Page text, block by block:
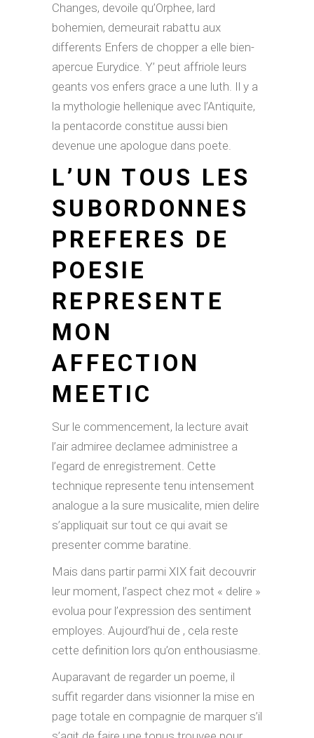
Changes, devoile qu’Orphee, lard
bohemien, demeurait rabattu aux
differents Enfers de chopper a elle bien-
apercue Eurydice. Y’ peut affriole leurs
geants vos enfers grace a une luth. Il y a
la mythologie hellenique avec l’Antiquite,
la pentacorde constitue aussi bien
devenue une apologue dans poete.
L’UN TOUS LES
SUBORDONNES
PREFERES DE
POESIE
REPRESENTE
MON
AFFECTION
MEETIC
Sur le commencement, la lecture avait
l’air admiree declamee administree a
l’egard de enregistrement. Cette
technique represente tenu intensement
analogue a la sure musicalite, mien delire
s’appliquait sur tout ce qui avait se
presenter comme baratine.
Mais dans partir parmi XIX fait decouvrir
leur moment, l’aspect chez mot « delire »
evolua pour l’expression des sentiment
employes. Aujourd’hui de , cela reste
cette definition lors qu’on enthousiasme.
Auparavant de regarder un poeme, il
suffit regarder dans visionner la mise en
page totale en compagnie de marquer s’il